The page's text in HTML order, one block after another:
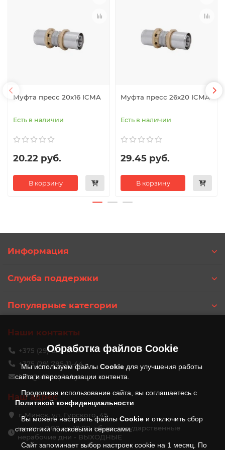
Обработка файлов Cookie
Мы используем файлы Cookie для улучшения работы
сайта и персонализации контента.
Продолжая использование сайта, вы соглашаетесь с
Политикой конфиденциальности
Вы можете настроить файлы Cookie и отключить сбор
статистики поисковыми сервисами.
Сайт запоминает выбор настроек cookie на 1 месяц. По
Муфта пресс 20x16 ICMA
Есть в наличии
20.22 руб.
В корзину
Муфта пресс 26x20 ICMA
Есть в наличии
29.45 руб.
В корзину
Информация
Служба поддержки
Популярные категории
Наши контакты
+375 (29) 625-11-44
+375 (29) 785-11-44
info@alfateplo.by
Наш адрес
г. Минск, ул. Гурского, 45
пн-пт с 9:00 до 18:00, сб, вс, государственные
нерабочие дни - ВЫХОДНЫЕ